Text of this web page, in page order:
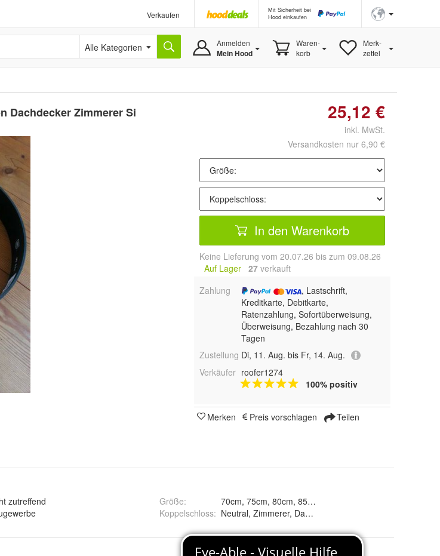
Verkaufen
Mit Sicherheit bei
Hood einkaufen
Alle Kategorien Anmelden
Mein Hood
Waren-
korb
Merk-
zettel
Dachdecker Zimmerer Si 25,12 €
inkl. MwSt.
Versandkosten nur 6,90 €
In den Warenkorb
Keine Lieferung vom 20.07.26 bis zum 09.08.26
Auf Lager 27 verkauft
Zahlung
, Lastschrift,
Kreditkarte, Debitkarte,
Ratenzahlung, Sofortüberweisung,
Überweisung, Bezahlung nach 30
Tagen
Zustellung Di, 11. Aug. bis Fr, 14. Aug.
Verkäufer roofer1274
100% positiv
Merken Preis vorschlagen Teilen
zutreffend
Größe:
Koppelschloss: Neutral, Zimmerer, Dachdecker, Maurer, Klempner/